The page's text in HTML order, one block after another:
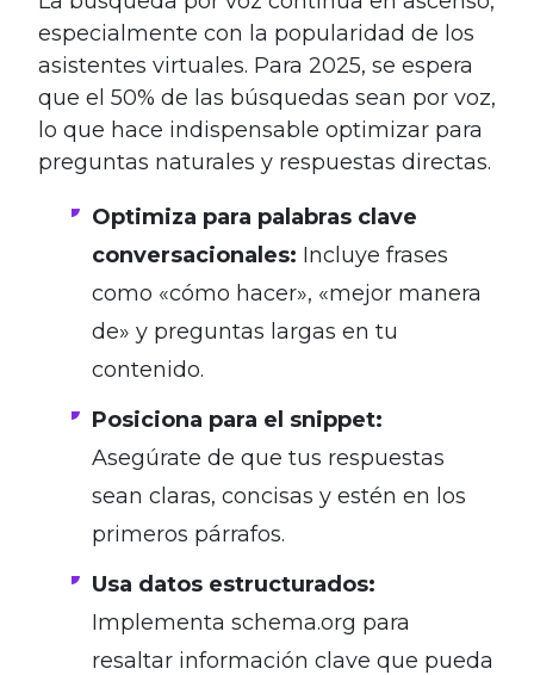
especialmente con la popularidad de los
asistentes virtuales. Para 2025, se espera
que el 50% de las búsquedas sean por voz,
lo que hace indispensable optimizar para
preguntas naturales y respuestas directas.
Optimiza para palabras clave
conversacionales: Incluye frases
como «cómo hacer», «mejor manera
de» y preguntas largas en tu
contenido.
Posiciona para el snippet:
Asegúrate de que tus respuestas
sean claras, concisas y estén en los
primeros párrafos.
Usa datos estructurados:
Implementa schema.org para
resaltar información clave que pueda